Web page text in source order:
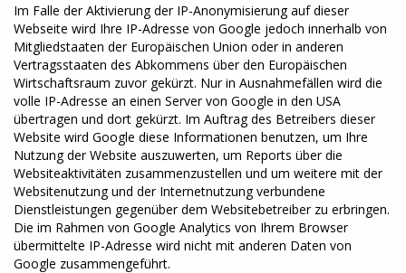
Im Falle der Aktivierung der IP-Anonymisierung auf dieser
Webseite wird Ihre IP-Adresse von Google jedoch innerhalb von
Mitgliedstaaten der Europäischen Union oder in anderen
Vertragsstaaten des Abkommens über den Europäischen
Wirtschaftsraum zuvor gekürzt. Nur in Ausnahmefällen wird die
volle IP-Adresse an einen Server von Google in den USA
übertragen und dort gekürzt. Im Auftrag des Betreibers dieser
Website wird Google diese Informationen benutzen, um Ihre
Nutzung der Website auszuwerten, um Reports über die
Websiteaktivitäten zusammenzustellen und um weitere mit der
Websitenutzung und der Internetnutzung verbundene
Dienstleistungen gegenüber dem Websitebetreiber zu erbringen.
Die im Rahmen von Google Analytics von Ihrem Browser
übermittelte IP-Adresse wird nicht mit anderen Daten von
Google zusammengeführt.